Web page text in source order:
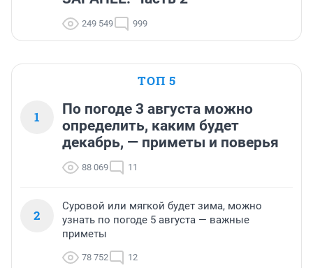
249 549 999
ТОП 5
1
По погоде 3 августа можно
определить, каким будет
декабрь, — приметы и поверья
88 069 11
2
Суровой или мягкой будет зима, можно
узнать по погоде 5 августа — важные
приметы
78 752 12